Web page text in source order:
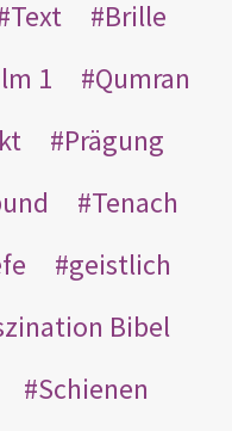
Text
Brille
1
Qumran
Prägung
Tenach
geistlich
Bibel
Schienen